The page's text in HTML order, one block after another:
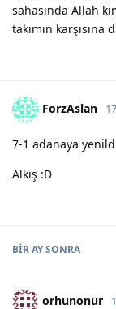
sahasında Allah
takımın karşısına
ForzAslan
7-1 adanaya
Alkış :D
BIR AYSONRA
orhunonur